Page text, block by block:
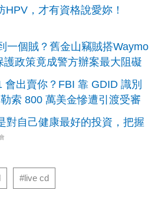
HPV，才有資格說愛妳！
一個賊？舊金山竊賊搭Waymo
護政策竟成警方辦案最大阻礙
會出賣你？FBI 靠 GDID 識別
索 800 萬美金慘遭引渡受審
對自己健康最好的投資，把握
#live cd